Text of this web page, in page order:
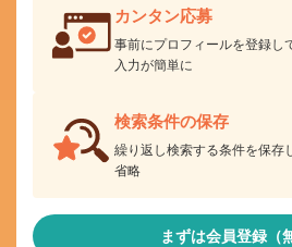
カンタン応募
事前にプロフィールを登録し
入力が簡単に
検索条件の保存
繰り返し検索する条件を保存
省略
まずは会員登録（